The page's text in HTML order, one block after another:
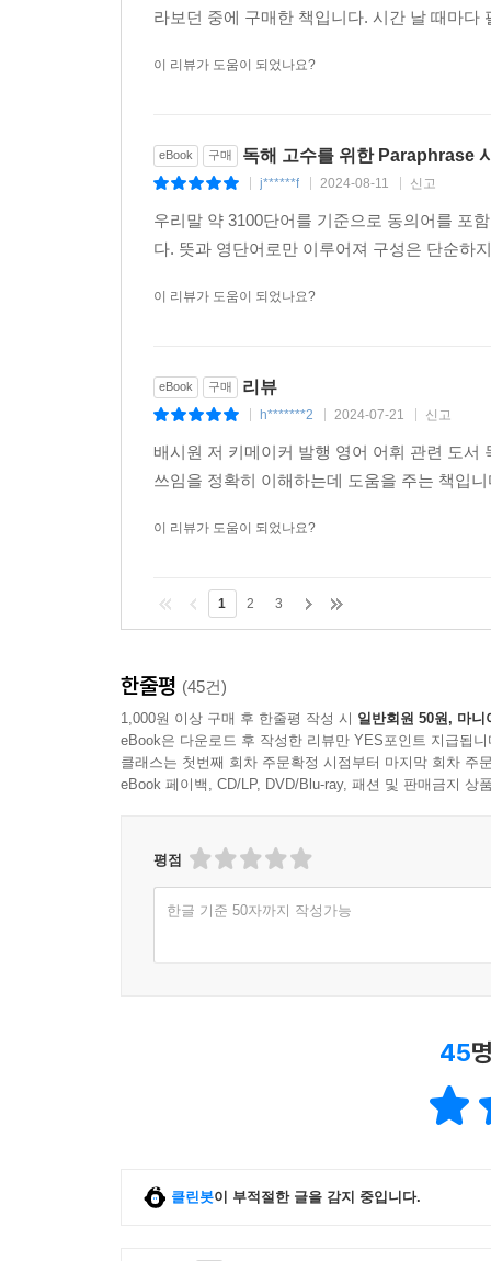
1801-1825
1851-1875
1926-1950
1951-1975
1976-2000
2001-2025
2051-2075
2126-2150
2151-2175
2176-2200
2201-2225
2251-2275
2326-2350
2376-2400
2401-2425
2426-2450
2451-2475
2476-2500
2551-2575
2576-2600
2826-2850
2851-2875
라보던 중에 구매한 책입니다. 시간 날 때마
이 리뷰가 도움이 되었나요?
eBook 구매 독해 고수를 위한 Paraphrase
j******f 2024-08-11 신고
우리말 약 3100단어를 기준으로 동의어를 포
다. 뜻과 영단어로만 이루어져 구성은 단순하
이 리뷰가 도움이 되었나요?
eBook 구매 리뷰
h*******2 2024-07-21 신고
배시원 저 키메이커 발행 영어 어휘 관련 도
쓰임을 정확히 이해하는데 도움을 주는 책입
이 리뷰가 도움이 되었나요?
1 2 3
한줄평 (45건)
1,000원 이상 구매 후 한줄평 작성 시 일반회원 50원, 마니
eBook은 다운로드 후 작성한 리뷰만 YES포인트 지급됩니
클래스는 첫번째 회차 주문확정 시점부터 마지막 회차 주
eBook 페이백, CD/LP, DVD/Blu-ray, 패션 및 판매금지 상
평점
한글 기준 50자까지 작성가능
45
클린봇이 부적절한 글을 감지 중입니다.